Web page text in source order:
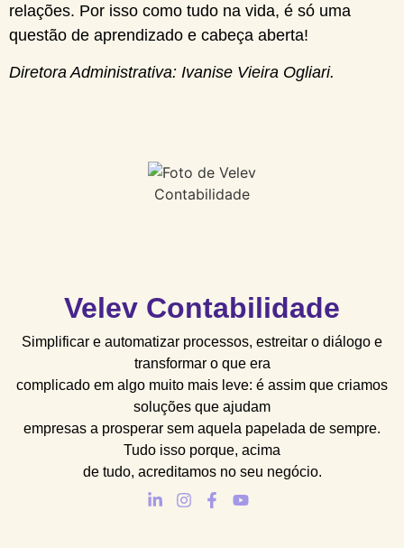
relações. Por isso como tudo na vida, é só uma
questão de aprendizado e cabeça aberta!
Diretora Administrativa: Ivanise Vieira Ogliari.
Velev Contabilidade
Simplificar e automatizar processos, estreitar o diálogo e
transformar o que era
complicado em algo muito mais leve: é assim que criamos
soluções que ajudam
empresas a prosperar sem aquela papelada de sempre.
Tudo isso porque, acima
de tudo, acreditamos no seu negócio.